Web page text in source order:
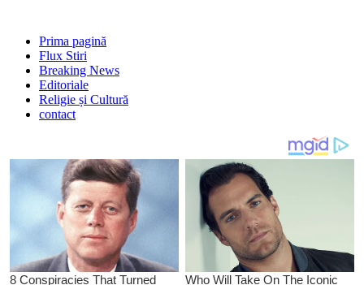
Prima pagină
Flux Stiri
Breaking News
Editoriale
Religie și Cultură
contact